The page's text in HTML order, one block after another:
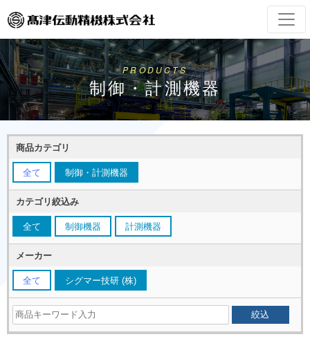
PRODUCTS
制御・計測機器
商品カテゴリ
全て 制御・計測機器
カテゴリ絞込み
全て 制御機器 計測機器
メーカー
全て シグマー技研 (株)